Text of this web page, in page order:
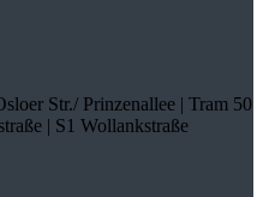
Str./ Prinzenallee | Tram 50
| S1 Wollankstraße